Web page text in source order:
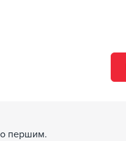
першим.